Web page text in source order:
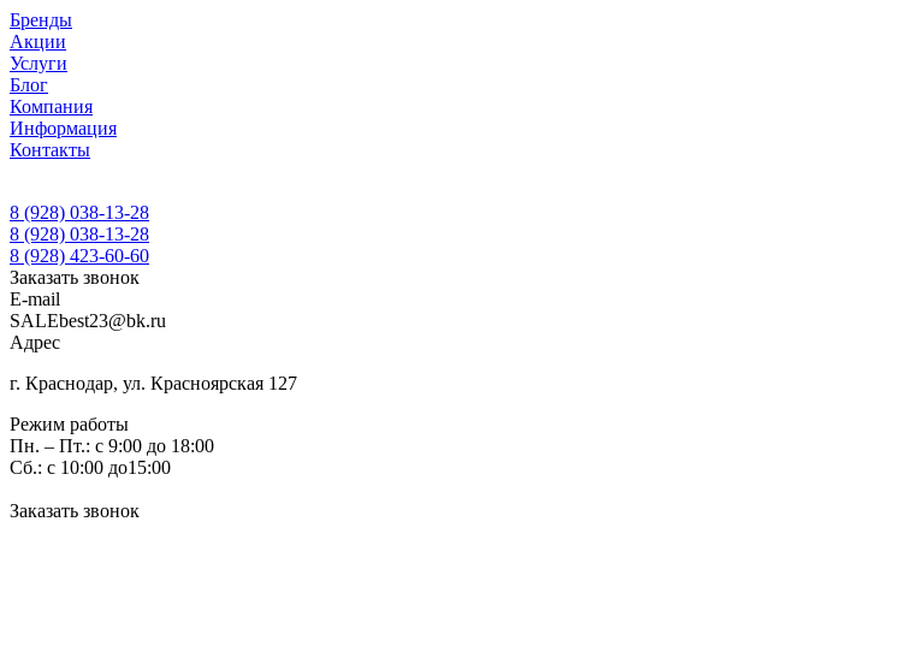
Бренды
Акции
Услуги
Блог
Компания
Информация
Контакты
8 (928) 038-13-28
8 (928) 038-13-28
8 (928) 423-60-60
Заказать звонок
E-mail
SALEbest23@bk.ru
Адрес
г. Краснодар, ул. Красноярская 127
Режим работы
Пн. – Пт.: с 9:00 до 18:00
Сб.: с 10:00 до15:00
Заказать звонок